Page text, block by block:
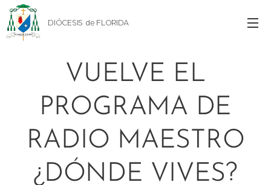
DIÓCESIS de FLORIDA
VUELVE EL
PROGRAMA DE
RADIO MAESTRO
¿DÓNDE VIVES?